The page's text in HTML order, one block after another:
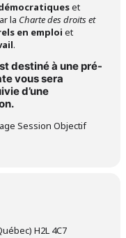
et
la Charte des droits et
en emploi et
.
destiné à une pré-
vous sera
d’une
Session Objectif
H2L 4C7